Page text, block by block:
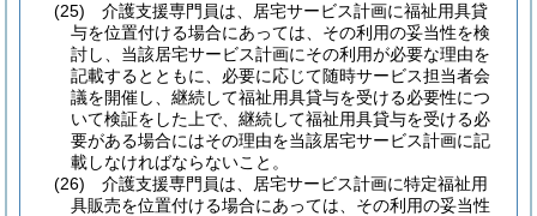
(25)
介護支援専門員は、居宅サービス計画に福祉用具貸
与を位置付ける場合にあっては、その利用の妥当性を検
討し、当該居宅サービス計画にその利用が必要な理由を
記載するとともに、必要に応じて随時サービス担当者会
議を開催し、継続して福祉用具貸与を受ける必要性につ
いて検証をした上で、継続して福祉用具貸与を受ける必
要がある場合にはその理由を当該居宅サービス計画に記
載しなければならないこと。
(26)
介護支援専門員は、居宅サービス計画に特定福祉用
具販売を位置付ける場合にあっては、その利用の妥当性